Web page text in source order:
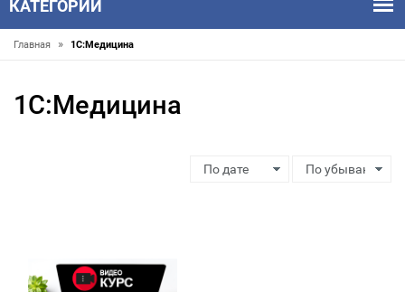
КАТЕГОРИИ
Главная » 1С:Медицина
1С:Медицина